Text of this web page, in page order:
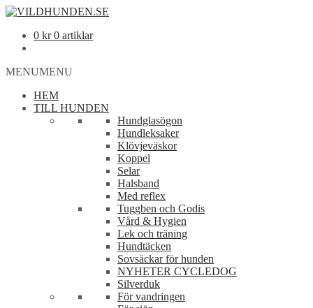
0 kr 0 artiklar
MENUMENU
HEM
TILL HUNDEN
Hundglasögon
Hundleksaker
Klövjeväskor
Koppel
Selar
Halsband
Med reflex
Tuggben och Godis
Vård & Hygien
Lek och träning
Hundtäcken
Sovsäckar för hunden
NYHETER CYCLEDOG
Silverduk
För vandringen